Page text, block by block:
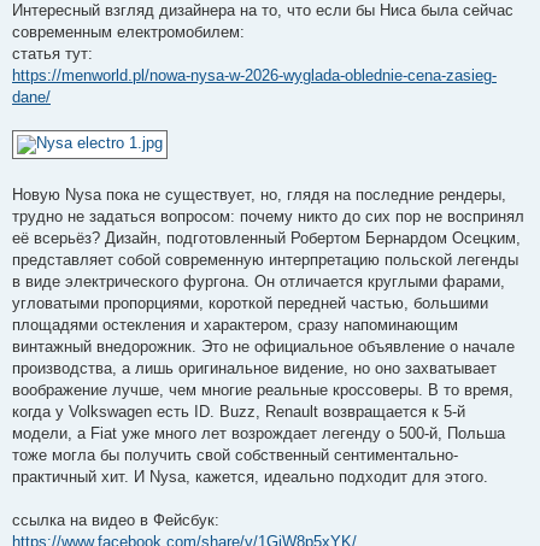
о
б
щ
н
и
8
Интересный взгляд дизайнера на то, что если бы Ниса была сейчас
современным електромобилем:
статья тут:
https://menworld.pl/nowa-nysa-w-2026-wyglada-oblednie-cena-zasieg-
dane/
Новую Nysa пока не существует, но, глядя на последние рендеры,
трудно не задаться вопросом: почему никто до сих пор не воспринял
её всерьёз? Дизайн, подготовленный Робертом Бернардом Осецким,
представляет собой современную интерпретацию польской легенды
в виде электрического фургона. Он отличается круглыми фарами,
угловатыми пропорциями, короткой передней частью, большими
площадями остекления и характером, сразу напоминающим
винтажный внедорожник. Это не официальное объявление о начале
производства, а лишь оригинальное видение, но оно захватывает
воображение лучше, чем многие реальные кроссоверы. В то время,
когда у Volkswagen есть ID. Buzz, Renault возвращается к 5-й
модели, а Fiat уже много лет возрождает легенду о 500-й, Польша
тоже могла бы получить свой собственный сентиментально-
практичный хит. И Nysa, кажется, идеально подходит для этого.
ссылка на видео в Фейсбук:
https://www.facebook.com/share/v/1GiW8p5xYK/